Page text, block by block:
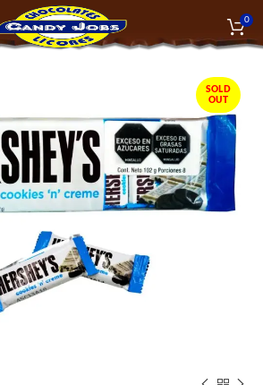
0
SOLD
OUT